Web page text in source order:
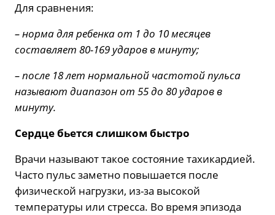
Для сравнения:
– норма для ребенка от 1 до 10 месяцев
составляет 80-169 ударов в минуту;
– после 18 лет нормальной частотой пульса
называют диапазон от 55 до 80 ударов в
минуту.
Сердце бьется слишком быстро
Врачи называют такое состояние тахикардией.
Часто пульс заметно повышается после
физической нагрузки, из-за высокой
температуры или стресса. Во время эпизода